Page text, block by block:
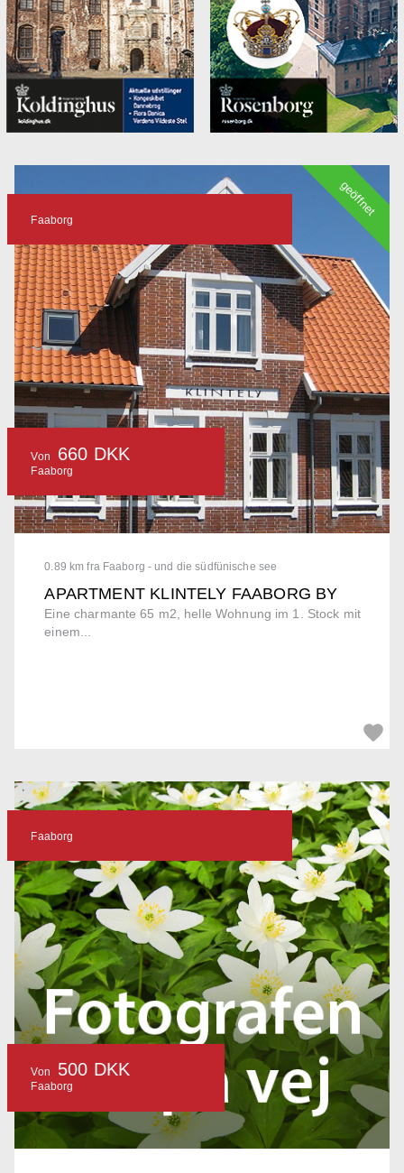
0.89 km fra Faaborg - und die südfünische see
APARTMENT KLINTELY FAABORG BY
Eine charmante 65 m2, helle Wohnung im 1. Stock mit
einem...
Faaborg
Von 660 DKK
Faaborg
geöffnet
Faaborg
Von 500 DKK
Faaborg